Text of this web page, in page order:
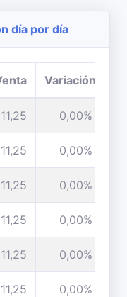
día por día
Variación
11,25 0,00%
11,25 0,00%
11,25 0,00%
11,25 0,00%
11,25 0,00%
11,25 0,00%